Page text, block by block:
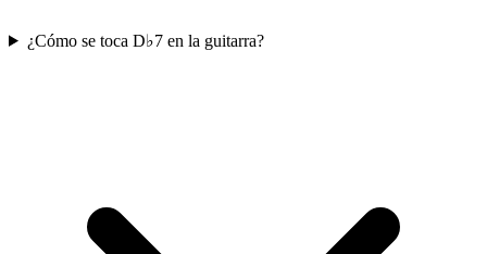
¿Cómo se toca D♭7 en la guitarra?